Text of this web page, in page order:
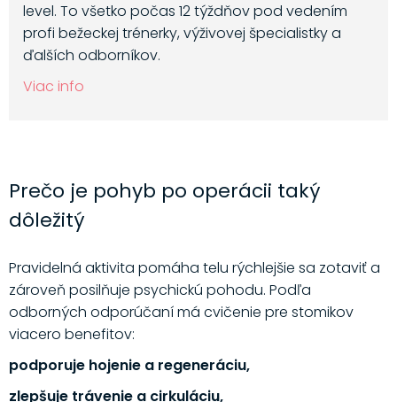
level. To všetko počas 12 týždňov pod vedením
profi bežeckej trénerky, výživovej špecialistky a
ďalších odborníkov.
Viac info
Prečo je pohyb po operácii taký
dôležitý
Pravidelná aktivita pomáha telu rýchlejšie sa zotaviť a
zároveň posilňuje psychickú pohodu. Podľa
odborných odporúčaní má cvičenie pre stomikov
viacero benefitov:
podporuje hojenie a regeneráciu,
zlepšuje trávenie a cirkuláciu,